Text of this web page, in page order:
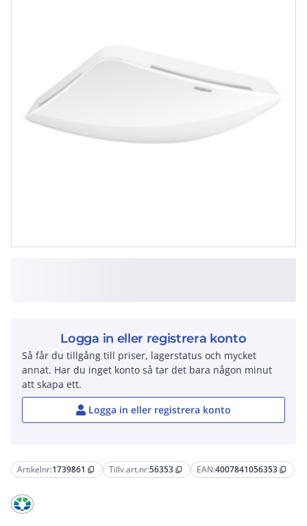
Artikelnr:1739861 content_copy Tillv.art.nr:56353 content_copy EAN:4007841056353 content_copy
Logga in eller registrera konto
Så får du tillgång till priser, lagerstatus och mycket
annat. Har du inget konto så tar det bara någon minut
att skapa ett.
Logga in eller registrera konto